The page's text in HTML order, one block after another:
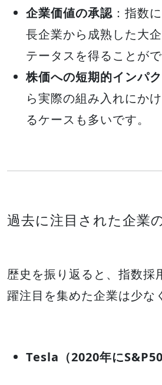
企業価値の承認 ：指数
長企業から成熟した大
テータスを得ることがで
株価への短期的インパ
ら実際の組み入れにか
るケースも多いです。
過去に注目された企業
歴史を振り返ると、指数採
躍注目を集めた企業は少な
Tesla（2020年に